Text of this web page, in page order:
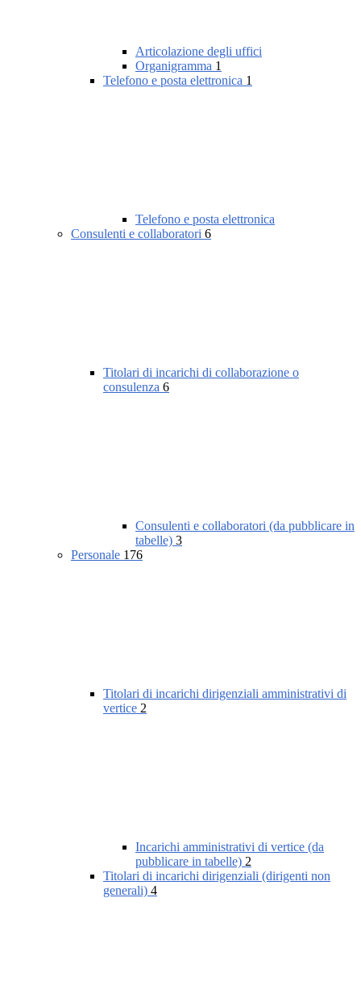
Articolazione degli uffici
Organigramma 1
Telefono e posta elettronica 1
Telefono e posta elettronica
Consulenti e collaboratori 6
Titolari di incarichi di collaborazione o
consulenza 6
Consulenti e collaboratori (da pubblicare in
tabelle) 3
Personale 176
Titolari di incarichi dirigenziali amministrativi di
vertice 2
Incarichi amministrativi di vertice (da
pubblicare in tabelle) 2
Titolari di incarichi dirigenziali (dirigenti non
generali) 4